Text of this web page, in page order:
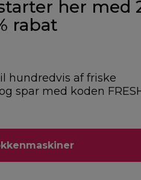
her med
rabat
hundredvis af friske
spar med koden